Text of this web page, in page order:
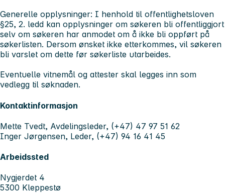
Generelle opplysninger: I henhold til offentlighetsloven
§25, 2. ledd kan opplysninger om søkeren bli offentliggjort
selv om søkeren har anmodet om å ikke bli oppført på
søkerlisten. Dersom ønsket ikke etterkommes, vil søkeren
bli varslet om dette før søkerliste utarbeides.
Eventuelle vitnemål og attester skal legges inn som
vedlegg til søknaden.
Kontaktinformasjon
Mette Tvedt, Avdelingsleder, (+47) 47 97 51 62
Inger Jørgensen, Leder, (+47) 94 16 41 45
Arbeidssted
Nygjerdet 4
5300 Kleppestø